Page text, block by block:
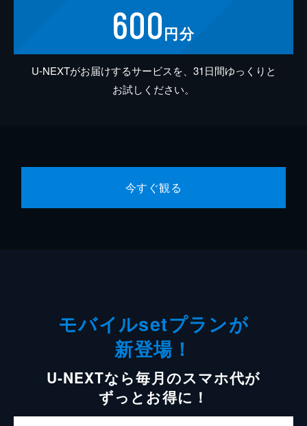
600円分
U-NEXTがお届けするサービスを、31日間ゆっくりと
お試しください。
今すぐ観る
モバイルsetプランが
新登場！
U-NEXTなら毎月のスマホ代が
ずっとお得に！